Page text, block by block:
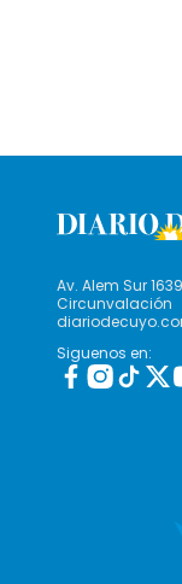
Av. Alem Sur
Circunvalación
Siguenos en: